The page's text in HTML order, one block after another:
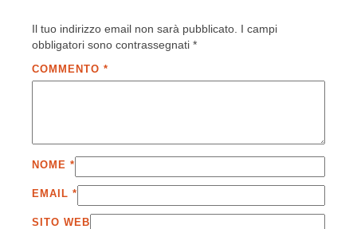
Il tuo indirizzo email non sarà pubblicato. I campi
obbligatori sono contrassegnati *
COMMENTO *
NOME *
EMAIL *
SITO WEB